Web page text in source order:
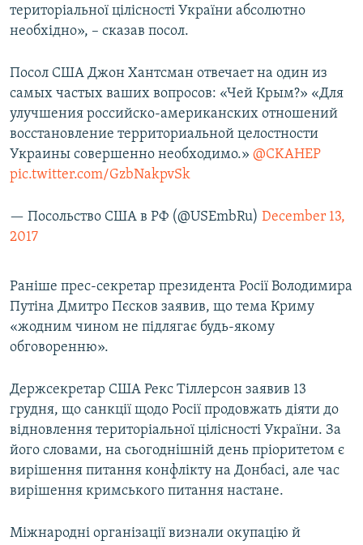
територіальної цілісності України абсолютно
необхідно», – сказав посол.
Посол США Джон Хантсман отвечает на один из
самых частых ваших вопросов: «Чей Крым?» «Для
улучшения российско-американских отношений
восстановление территориальной целостности
Украины совершенно необходимо.» @CKAHEP
pic.twitter.com/GzbNakpvSk
— Посольство США в РФ (@USEmbRu) December 13,
2017
Раніше прес-секретар президента Росії Володимира
Путіна Дмитро Пєсков заявив, що тема Криму
«жодним чином не підлягає будь-якому
обговоренню».
Держсекретар США Рекс Тіллерсон заявив 13
грудня, що санкції щодо Росії продовжать діяти до
відновлення територіальної цілісності України. За
його словами, на сьогоднішній день пріоритетом є
вирішення питання конфлікту на Донбасі, але час
вирішення кримського питання настане.
Міжнародні організації визнали окупацію й